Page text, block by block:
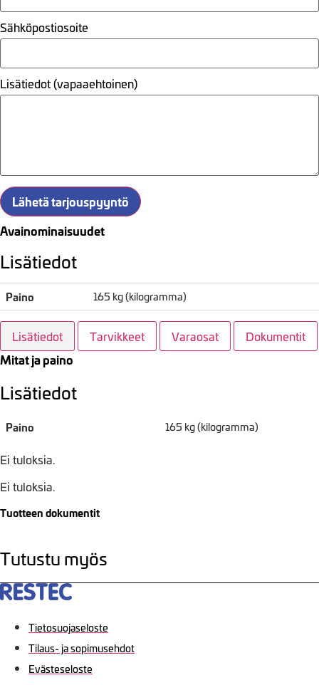
Sähköpostiosoite
Lisätiedot (vapaaehtoinen)
Lähetä tarjouspyyntö
Avainominaisuudet
Lisätiedot
Paino 165 kg (kilogramma)
Lisätiedot Tarvikkeet Varaosat Dokumentit
Mitat ja paino
Lisätiedot
Paino 165 kg (kilogramma)
Ei tuloksia.
Ei tuloksia.
Tuotteen dokumentit
Tutustu myös
Tietosuojaseloste
Tilaus- ja sopimusehdot
Evästeseloste